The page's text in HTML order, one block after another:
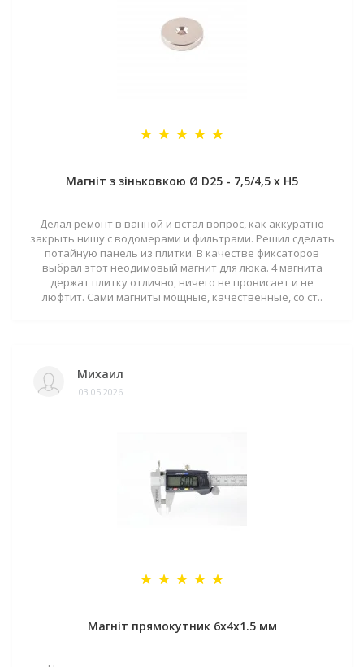
Магніт з зіньковкою Ø D25 - 7,5/4,5 х H5
Делал ремонт в ванной и встал вопрос, как аккуратно
закрыть нишу с водомерами и фильтрами. Решил сделать
потайную панель из плитки. В качестве фиксаторов
выбрал этот неодимовый магнит для люка. 4 магнита
держат плитку отлично, ничего не провисает и не
люфтит. Сами магниты мощные, качественные, со ст..
Михаил
03.05.2026
Магніт прямокутник 6х4х1.5 мм